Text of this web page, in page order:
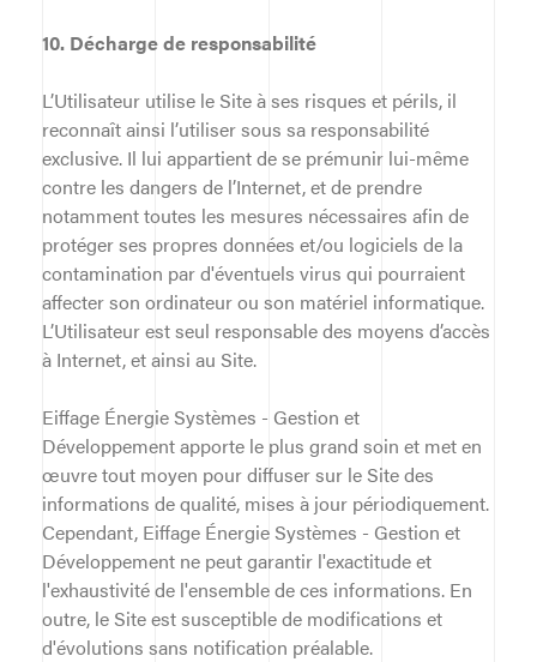
10. Décharge de responsabilité
L’Utilisateur utilise le Site à ses risques et périls, il
reconnaît ainsi l’utiliser sous sa responsabilité
exclusive. Il lui appartient de se prémunir lui-même
contre les dangers de l’Internet, et de prendre
notamment toutes les mesures nécessaires afin de
protéger ses propres données et/ou logiciels de la
contamination par d'éventuels virus qui pourraient
affecter son ordinateur ou son matériel informatique.
L’Utilisateur est seul responsable des moyens d’accès
à Internet, et ainsi au Site.
Eiffage Énergie Systèmes - Gestion et
Développement apporte le plus grand soin et met en
œuvre tout moyen pour diffuser sur le Site des
informations de qualité, mises à jour périodiquement.
Cependant, Eiffage Énergie Systèmes - Gestion et
Développement ne peut garantir l'exactitude et
l'exhaustivité de l'ensemble de ces informations. En
outre, le Site est susceptible de modifications et
d'évolutions sans notification préalable.